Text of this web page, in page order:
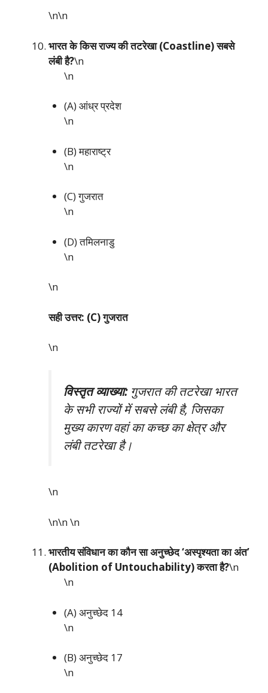
\n\n
भारत के किस राज्य की तटरेखा (Coastline) सबसे
लंबी है?\n
\n
(A) आंध्र प्रदेश
\n
(B) महाराष्ट्र
\n
(C) गुजरात
\n
(D) तमिलनाडु
\n
\n
सही उत्तर: (C) गुजरात
\n
विस्तृत व्याख्या:गुजरात की तटरेखा भारत
के सभी राज्यों में सबसे लंबी है, जिसका
मुख्य कारण वहां का कच्छ का क्षेत्र और
लंबी तटरेखा है।
\n
\n\n\n
भारतीय संविधान का कौन सा अनुच्छेद ‘अस्पृश्यता का अंत’
(Abolition of Untouchability) करता है?\n
\n
(A) अनुच्छेद 14
\n
(B) अनुच्छेद 17
\n